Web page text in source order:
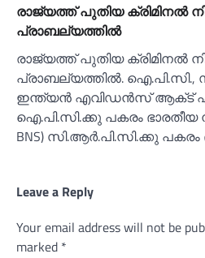
രാജ്യത്ത് പുതിയ ക്രിമിനല്‍
പ്രാബല്യത്തില്‍
രാജ്യത്ത് പുതിയ ക്രിമിനല്‍
പ്രാബല്യത്തില്‍. ഐ.പി.സി.,
ഇന്ത്യന്‍ എവിഡന്‍സ് ആക്‌ട്
ഐ.പി.സി.ക്കു പകരം
BNS) സി.ആര്‍.പി.സി.ക്കു പകരം
Leave a Reply
Your email address will not be
marked *